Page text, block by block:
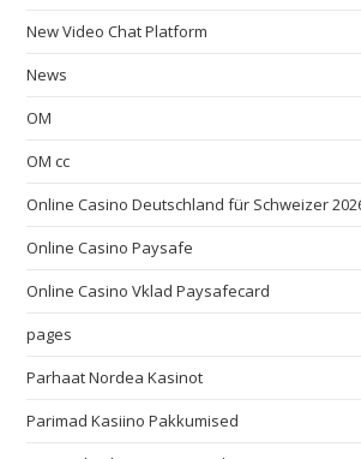
New Video Chat Platform
News
OM
OM cc
Online Casino Deutschland für Schweizer
Online Casino Paysafe
Online Casino Vklad Paysafecard
pages
Parhaat Nordea Kasinot
Parimad Kasiino Pakkumised